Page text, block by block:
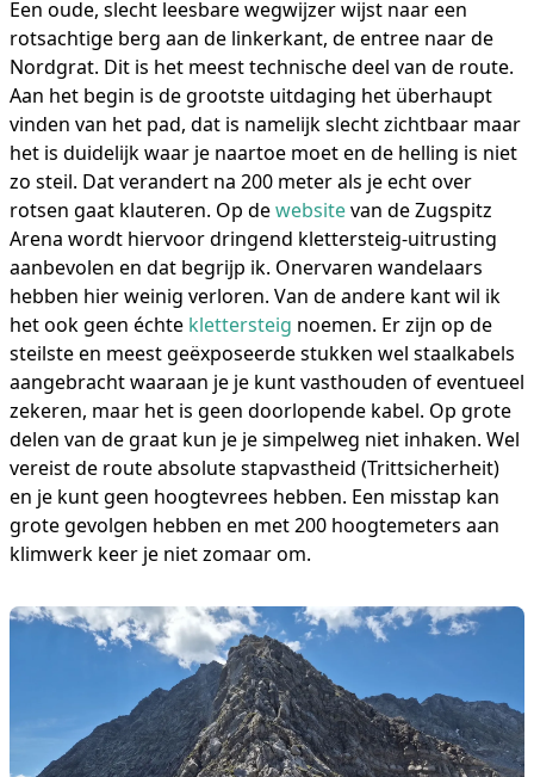
Een oude, slecht leesbare wegwijzer wijst naar een
rotsachtige berg aan de linkerkant, de entree naar de
Nordgrat. Dit is het meest technische deel van de route.
Aan het begin is de grootste uitdaging het überhaupt
vinden van het pad, dat is namelijk slecht zichtbaar maar
het is duidelijk waar je naartoe moet en de helling is niet
zo steil. Dat verandert na 200 meter als je echt over
rotsen gaat klauteren. Op dewebsitevan de Zugspitz
Arena wordt hiervoor dringend klettersteig-uitrusting
aanbevolen en dat begrijp ik. Onervaren wandelaars
hebben hier weinig verloren. Van de andere kant wil ik
het ook geen échte klettersteig noemen. Er zijn op de
steilste en meest geëxposeerde stukken wel staalkabels
aangebracht waaraan je je kunt vasthouden of eventueel
zekeren, maar het is geen doorlopende kabel. Op grote
delen van de graat kun je je simpelweg niet inhaken. Wel
vereist de route absolute stapvastheid (Trittsicherheit)
en je kunt geen hoogtevrees hebben. Een misstap kan
grote gevolgen hebben en met 200 hoogtemeters aan
klimwerk keer je niet zomaar om.